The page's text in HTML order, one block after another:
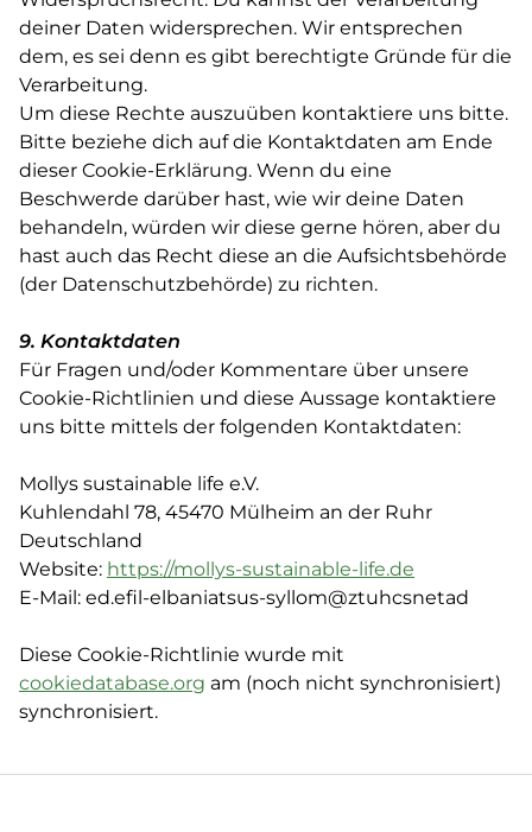
deiner Daten widersprechen. Wir entsprechen
dem, es sei denn es gibt berechtigte Gründe für die
Verarbeitung.
Um diese Rechte auszuüben kontaktiere uns bitte.
Bitte beziehe dich auf die Kontaktdaten am Ende
dieser Cookie-Erklärung. Wenn du eine
Beschwerde darüber hast, wie wir deine Daten
behandeln, würden wir diese gerne hören, aber du
hast auch das Recht diese an die Aufsichtsbehörde
(der Datenschutzbehörde) zu richten.
9. Kontaktdaten
Für Fragen und/oder Kommentare über unsere
Cookie-Richtlinien und diese Aussage kontaktiere
uns bitte mittels der folgenden Kontaktdaten:
Mollys sustainable life e.V.
Kuhlendahl 78, 45470 Mülheim an der Ruhr
Deutschland
Website: https://mollys-sustainable-life.de
E-Mail: ed.efil-elbaniatsus-syllom@ztuhcsnetad
Diese Cookie-Richtlinie wurde mit
cookiedatabase.org am (noch nicht synchronisiert)
synchronisiert.